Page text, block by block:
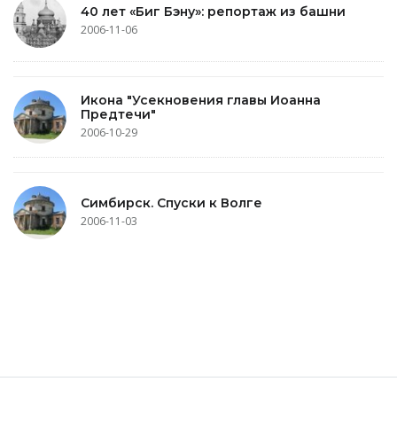
40 лет «Биг Бэну»: репортаж из башни
2006-11-06
Икона "Усекновения главы Иоанна
Предтечи"
2006-10-29
Симбирск. Спуски к Волге
2006-11-03